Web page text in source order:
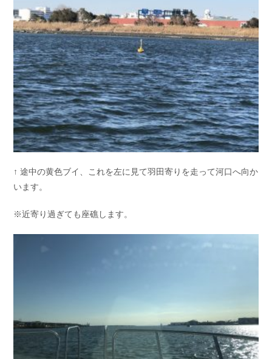
↑ 途中の黄色ブイ、これを左に見て羽田寄りを走って河口へ向か
います。
※近寄り過ぎても座礁します。